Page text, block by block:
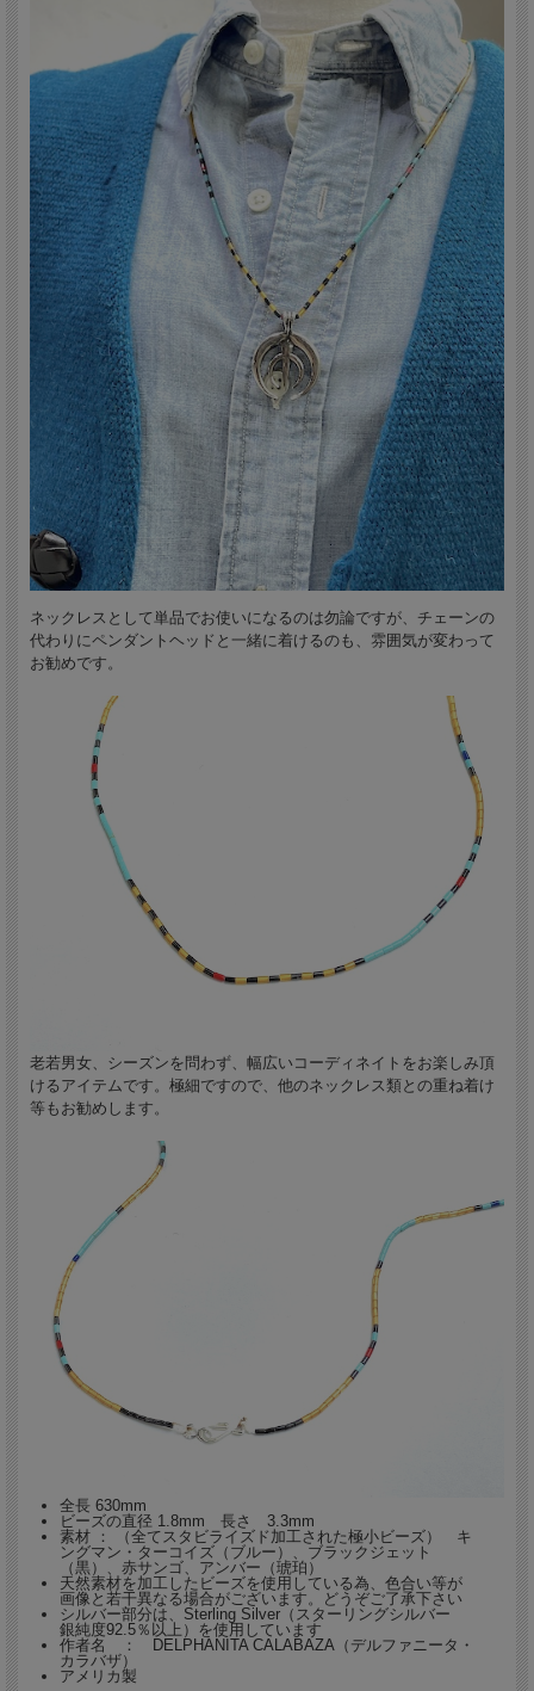
ニューメキシコ州サントドミンゴ(Santo Domingo)族出身の熟練職人、デルファニ
ータ・カラバザ(DELPHANITA CALABAZA)さんのハンドメイド作品です。
海の幸（貝殻類、サンゴ）と山の幸（ターコイズ他の石類）を組み合わせて使うこ
とによって、カラフルな独特の雰囲気を醸し出すと共に、大いなる自然を崇拝し自
然の産物に感謝する気持ちを表現しているのだそうです。
ネックレスとして単品でお使いになるのは勿論ですが、チェーンの
代わりにペンダントヘッドと一緒に着けるのも、雰囲気が変わって
お勧めです。
老若男女、シーズンを問わず、幅広いコーディネイトをお楽しみ頂
けるアイテムです。極細ですので、他のネックレス類との重ね着け
等もお勧めします。
全長 630mm
ビーズの直径 1.8mm 長さ 3.3mm
素材 ： （全てスタビライズド加工された極小ビーズ） キ
ングマン・ターコイズ（ブルー）、ブラックジェット
（黒）、赤サンゴ、アンバー（琥珀）
天然素材を加工したビーズを使用している為、色合い等が
画像と若干異なる場合がございます。どうぞご了承下さい
シルバー部分は、Sterling Silver（スターリングシルバー
銀純度92.5％以上）を使用しています
作者名 ： DELPHANITA CALABAZA（デルファニータ・
カラバザ）
アメリカ製